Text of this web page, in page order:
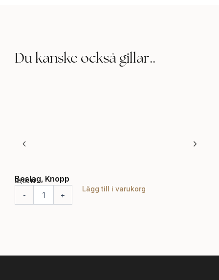
Du kanske också gillar..
Beslag, Knopp
95,00kr
-
K
+
Lägg till i varukorg
K